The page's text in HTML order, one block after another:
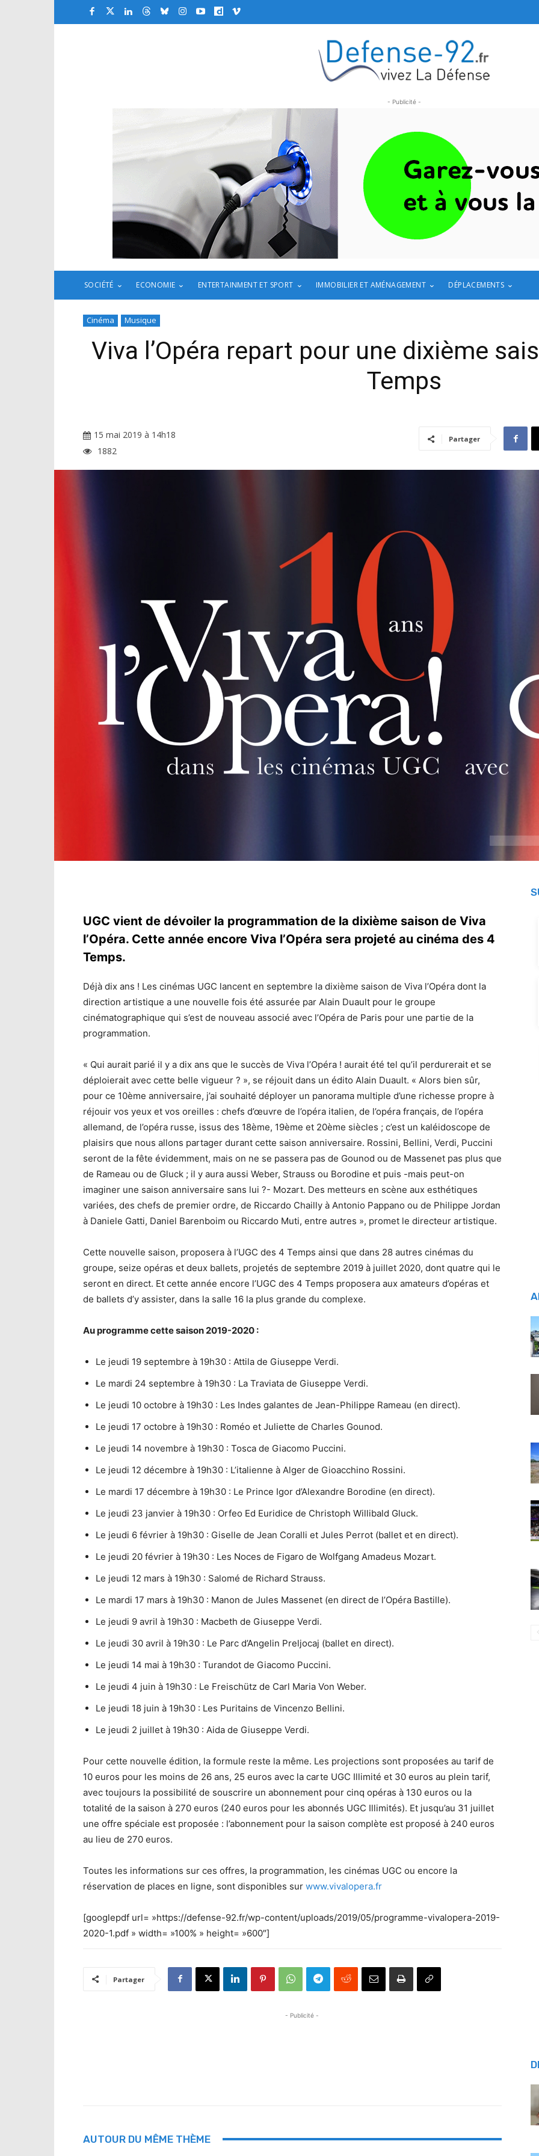
- Publicité -
SOCIÉTÉ ECONOMIE ENTERTAINMENT ET SPORT IMMOBILIER ET AMÉNAGEMENT DÉPLACEMENTS
Cinéma Musique
Viva l’Opéra repart pour une dixième
Temps
15 mai 2019 à 14h18
1882
Partager
UGC vient de dévoiler la programmation de la dixième saison de Viva
l’Opéra. Cette année encore Viva l’Opéra sera projeté au cinéma des 4
Temps.
Déjà dix ans ! Les cinémas UGC lancent en septembre la dixième saison de Viva l’Opéra dont la
direction artistique a une nouvelle fois été assurée par Alain Duault pour le groupe
cinématographique qui s’est de nouveau associé avec l’Opéra de Paris pour une partie de la
programmation.
« Qui aurait parié il y a dix ans que le succès de Viva l’Opéra ! aurait été tel qu’il perdurerait et se
déploierait avec cette belle vigueur ? », se réjouit dans un édito Alain Duault. « Alors bien sûr,
pour ce 10ème anniversaire, j’ai souhaité déployer un panorama multiple d’une richesse propre à
réjouir vos yeux et vos oreilles : chefs d’œuvre de l’opéra italien, de l’opéra français, de l’opéra
allemand, de l’opéra russe, issus des 18ème, 19ème et 20ème siècles ; c’est un kaléidoscope de
plaisirs que nous allons partager durant cette saison anniversaire. Rossini, Bellini, Verdi, Puccini
seront de la fête évidemment, mais on ne se passera pas de Gounod ou de Massenet pas plus que
de Rameau ou de Gluck ; il y aura aussi Weber, Strauss ou Borodine et puis -mais peut-on
imaginer une saison anniversaire sans lui ?- Mozart. Des metteurs en scène aux esthétiques
variées, des chefs de premier ordre, de Riccardo Chailly à Antonio Pappano ou de Philippe Jordan
à Daniele Gatti, Daniel Barenboim ou Riccardo Muti, entre autres », promet le directeur artistique.
Cette nouvelle saison, proposera à l’UGC des 4 Temps ainsi que dans 28 autres cinémas du
groupe, seize opéras et deux ballets, projetés de septembre 2019 à juillet 2020, dont quatre qui le
seront en direct. Et cette année encore l’UGC des 4 Temps proposera aux amateurs d’opéras et
de ballets d’y assister, dans la salle 16 la plus grande du complexe.
Au programme cette saison 2019-2020 :
Le jeudi 19 septembre à 19h30 : Attila de Giuseppe Verdi.
Le mardi 24 septembre à 19h30 : La Traviata de Giuseppe Verdi.
Le jeudi 10 octobre à 19h30 : Les Indes galantes de Jean-Philippe Rameau (en direct).
Le jeudi 17 octobre à 19h30 : Roméo et Juliette de Charles Gounod.
Le jeudi 14 novembre à 19h30 : Tosca de Giacomo Puccini.
Le jeudi 12 décembre à 19h30 : L’italienne à Alger de Gioacchino Rossini.
Le mardi 17 décembre à 19h30 : Le Prince Igor d’Alexandre Borodine (en direct).
Le jeudi 23 janvier à 19h30 : Orfeo Ed Euridice de Christoph Willibald Gluck.
Le jeudi 6 février à 19h30 : Giselle de Jean Coralli et Jules Perrot (ballet et en direct).
Le jeudi 20 février à 19h30 : Les Noces de Figaro de Wolfgang Amadeus Mozart.
Le jeudi 12 mars à 19h30 : Salomé de Richard Strauss.
Le mardi 17 mars à 19h30 : Manon de Jules Massenet (en direct de l’Opéra Bastille).
Le jeudi 9 avril à 19h30 : Macbeth de Giuseppe Verdi.
Le jeudi 30 avril à 19h30 : Le Parc d’Angelin Preljocaj (ballet en direct).
Le jeudi 14 mai à 19h30 : Turandot de Giacomo Puccini.
Le jeudi 4 juin à 19h30 : Le Freischütz de Carl Maria Von Weber.
Le jeudi 18 juin à 19h30 : Les Puritains de Vincenzo Bellini.
Le jeudi 2 juillet à 19h30 : Aida de Giuseppe Verdi.
Pour cette nouvelle édition, la formule reste la même. Les projections sont proposées au tarif de
10 euros pour les moins de 26 ans, 25 euros avec la carte UGC Illimité et 30 euros au plein tarif,
avec toujours la possibilité de souscrire un abonnement pour cinq opéras à 130 euros ou la
totalité de la saison à 270 euros (240 euros pour les abonnés UGC Illimités). Et jusqu’au 31 juillet
une offre spéciale est proposée : l’abonnement pour la saison complète est proposé à 240 euros
au lieu de 270 euros.
Toutes les informations sur ces offres, la programmation, les cinémas UGC ou encore la
réservation de places en ligne, sont disponibles sur www.vivalopera.fr
[googlepdf url= »https://defense-92.fr/wp-content/uploads/2019/05/programme-vivalopera-2019-
2020-1.pdf » width= »100% » height= »600″]
Partager
- Publicité -
AUTOUR DU MÊME THÈME